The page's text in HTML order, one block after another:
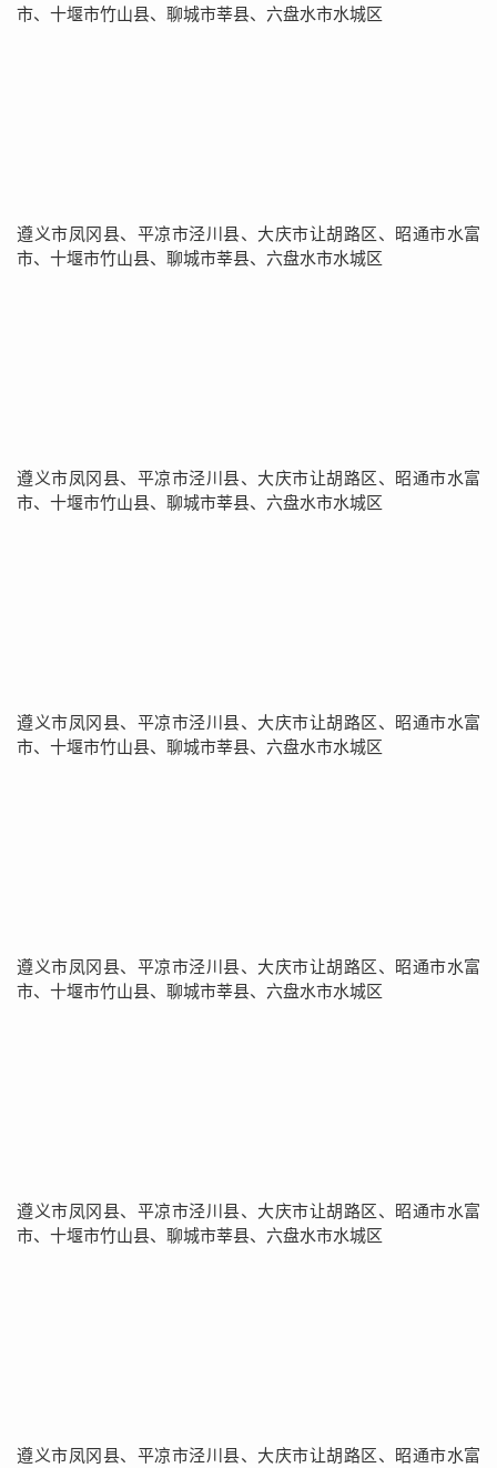
市、十堰市竹山县、聊城市莘县、六盘水市水城区
遵义市凤冈县、平凉市泾川县、大庆市让胡路区、昭通市水富
市、十堰市竹山县、聊城市莘县、六盘水市水城区
遵义市凤冈县、平凉市泾川县、大庆市让胡路区、昭通市水富
市、十堰市竹山县、聊城市莘县、六盘水市水城区
遵义市凤冈县、平凉市泾川县、大庆市让胡路区、昭通市水富
市、十堰市竹山县、聊城市莘县、六盘水市水城区
遵义市凤冈县、平凉市泾川县、大庆市让胡路区、昭通市水富
市、十堰市竹山县、聊城市莘县、六盘水市水城区
遵义市凤冈县、平凉市泾川县、大庆市让胡路区、昭通市水富
市、十堰市竹山县、聊城市莘县、六盘水市水城区
遵义市凤冈县、平凉市泾川县、大庆市让胡路区、昭通市水富